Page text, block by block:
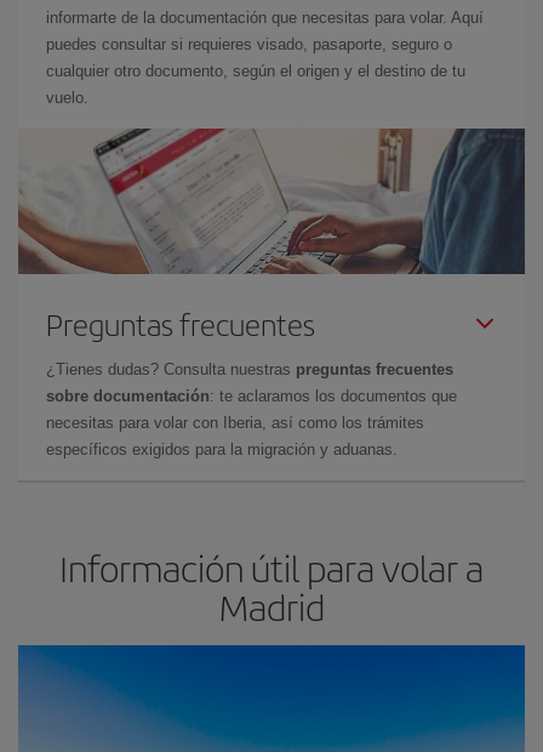
informarte de la documentación que necesitas para volar. Aquí
puedes consultar si requieres visado, pasaporte, seguro o
cualquier otro documento, según el origen y el destino de tu
vuelo.
Preguntas frecuentes
¿Tienes dudas? Consulta nuestras preguntas frecuentes
sobre documentación: te aclaramos los documentos que
necesitas para volar con Iberia, así como los trámites
específicos exigidos para la migración y aduanas.
Información útil para volar a
Madrid